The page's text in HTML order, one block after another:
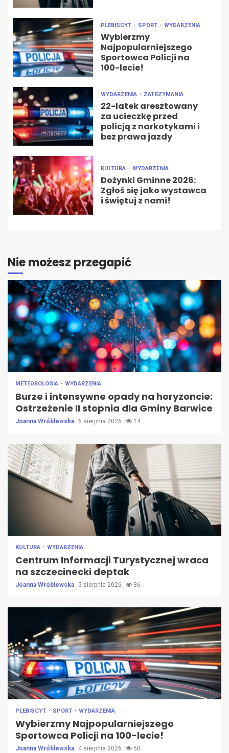
PLEBISCYT SPORT WYDARZENIA
Wybierzmy
Najpopularniejszego
Sportowca Policji na
100-lecie!
WYDARZENIA ZATRZYMANIA
22-latek aresztowany
za ucieczkę przed
policją z narkotykami i
bez prawa jazdy
KULTURA WYDARZENIA
Dożynki Gminne 2026:
Zgłoś się jako wystawca
i świętuj z nami!
Nie możesz przegapić
METEOROLOGIA WYDARZENIA
Burze i intensywne opady na horyzoncie:
Ostrzeżenie II stopnia dla Gminy Barwice
Joanna Wróblewska 6 sierpnia 2026 14
KULTURA WYDARZENIA
Centrum Informacji Turystycznej wraca
na szczecinecki deptak
Joanna Wróblewska 5 sierpnia 2026 36
PLEBISCYT SPORT WYDARZENIA
Wybierzmy Najpopularniejszego
Sportowca Policji na 100-lecie!
Joanna Wróblewska 4 sierpnia 2026 50